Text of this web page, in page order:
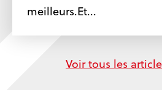
Voir tous les
meilleurs.Et...